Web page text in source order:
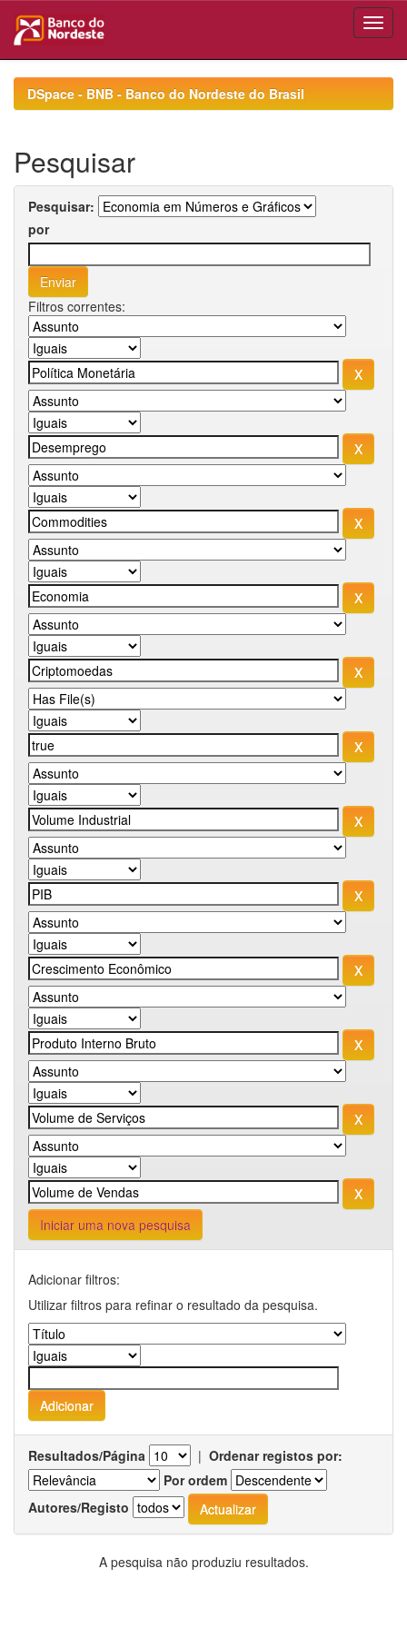
navigationDSpace - BNB - Banco do Nordeste do Brasil
Pesquisar
Pesquisar:
por
Filtros correntes:
Iniciar uma nova pesquisa
Adicionar filtros:
Utilizar filtros para refinar o resultado da pesquisa.
Resultados/Página | Ordenar registos por:
Por ordem
Autores/Registo
A pesquisa não produziu resultados.